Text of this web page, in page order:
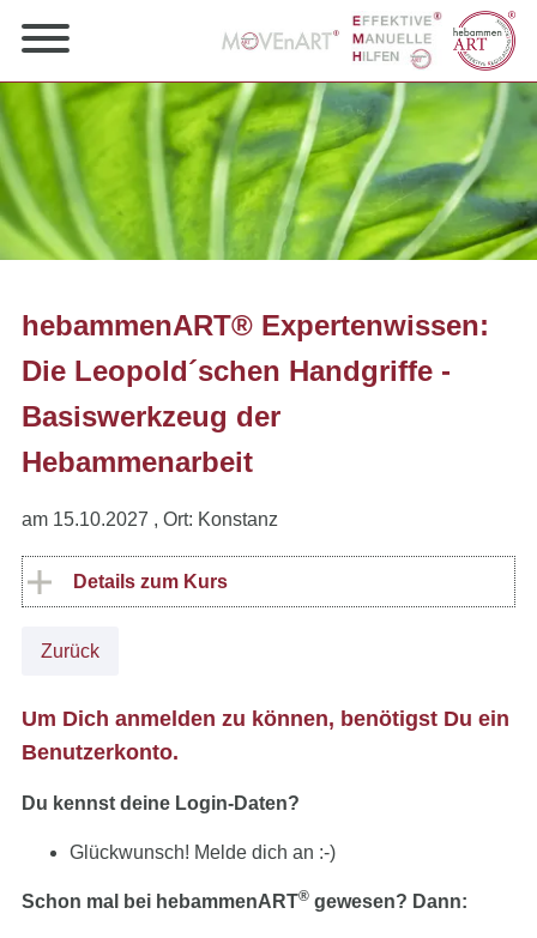
hebammenART® Expertenwissen:
Die Leopold´schen Handgriffe -
Basiswerkzeug der
Hebammenarbeit
am 15.10.2027 , Ort: Konstanz
Details zum Kurs
Zurück
Um Dich anmelden zu können, benötigst Du ein
Benutzerkonto.
Du kennst deine Login-Daten?
Glückwunsch! Melde dich an :-)
Schon mal bei hebammenART® gewesen? Dann: